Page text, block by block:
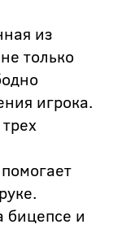
из
только
игрока.
и